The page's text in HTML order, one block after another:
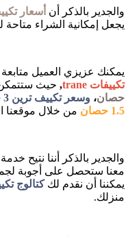
والجدير بالذكر أن أسعار
يجعل إمكانية الشراء متاحة
يمكنك عزيزي العميل متابعة
تكييفات trane
, حيث
حصان، وسعر تكييف ترين 3 حصان
1.5 حصان
من خلال موقعنا
والجدير بالذكر أننا نتيح
معنا ستحصل على أجوبة
يمكننا أن نقدم لك كتالوج
منزلك.